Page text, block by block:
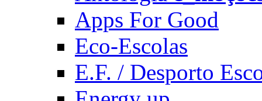
Apps For Good
Eco-Escolas
E.F. / Desporto